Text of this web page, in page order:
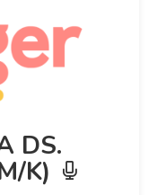
DS.
K)